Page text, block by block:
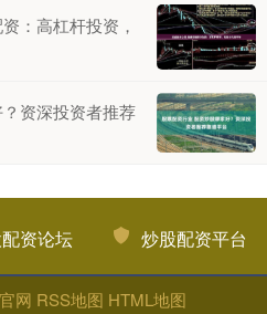
：高杠杆投资，
资深投资者推荐
资论坛 炒股配资平台
网 RSS地图 HTML地图